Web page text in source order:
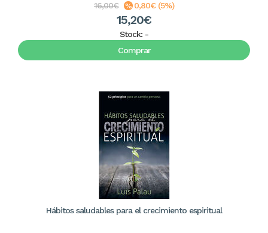
16,00€ 0,80€ (5%)
15,20€
Stock: -
Comprar
Hábitos saludables para el crecimiento espiritual